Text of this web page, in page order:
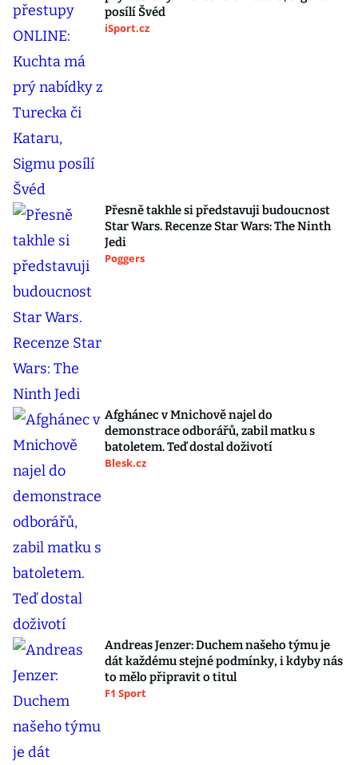
posílí Švéd
iSport.cz
Přesně takhle si představuji budoucnost
Star Wars. Recenze Star Wars: The Ninth
Jedi
Poggers
Afghánec v Mnichově najel do
demonstrace odborářů, zabil matku s
batoletem. Teď dostal doživotí
Blesk.cz
Andreas Jenzer: Duchem našeho týmu je
dát každému stejné podmínky, i kdyby nás
to mělo připravit o titul
F1 Sport